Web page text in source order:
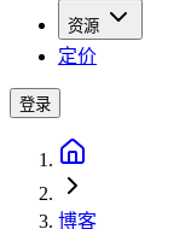
资源
定价
登录
博客